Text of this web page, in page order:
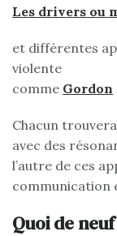
Les drivers ou
et différentes
violente
comme Gordon
Chacun
avec des
l’autre de ces
communication
Quoi de